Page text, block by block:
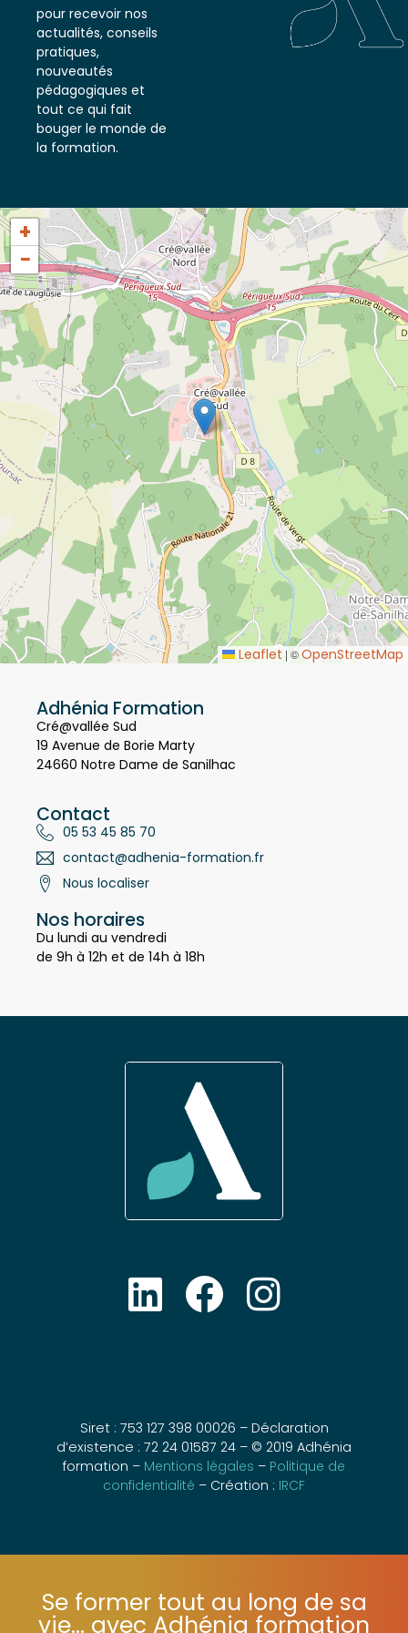
notre newsletter
pour recevoir nos
actualités, conseils
pratiques,
nouveautés
pédagogiques et
tout ce qui fait
bouger le monde de
+
−
Adhénia Formation
Cré@vallée Sud
19 Avenue de Borie Marty
Contact
05 53 45 85 70
contact@adhenia-formation.fr
Nos horaires
Du lundi au vendredi
Siret : 753 127 398 00026 – Déclaration
d’existence : 72 24 01587 24 – © 2019 Adhénia
formation –Mentions légales– Politique de
Se former tout au long de sa